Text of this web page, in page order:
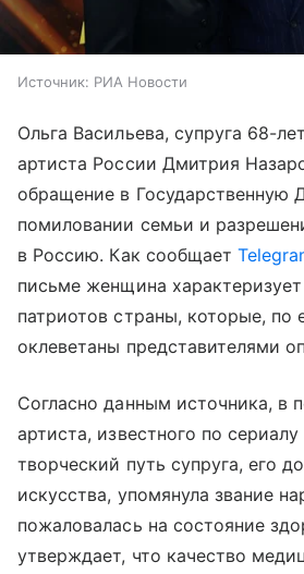
Источник: РИА Новости
Ольга Васильева, супруга 68-
артиста России Дмитрия
обращение в Государственную
помиловании семьи и
в Россию. Как сообщает
письме женщина
патриотов страны, которые, по
оклеветаны представителями
Согласно данным источника, в
артиста, известного по
творческий путь супруга, его
искусства, упомянула звание
пожаловалась на состояние
утверждает, что качество